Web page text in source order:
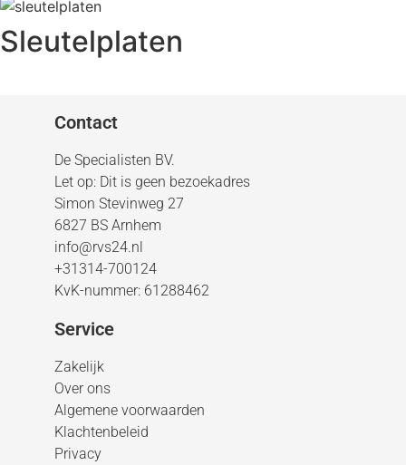
Sleutelplaten
Contact
De Specialisten BV.
Let op: Dit is geen bezoekadres
Simon Stevinweg 27
6827 BS Arnhem
info@rvs24.nl
+31314-700124
KvK-nummer: 61288462
Service
Zakelijk
Over ons
Algemene voorwaarden
Klachtenbeleid
Privacy